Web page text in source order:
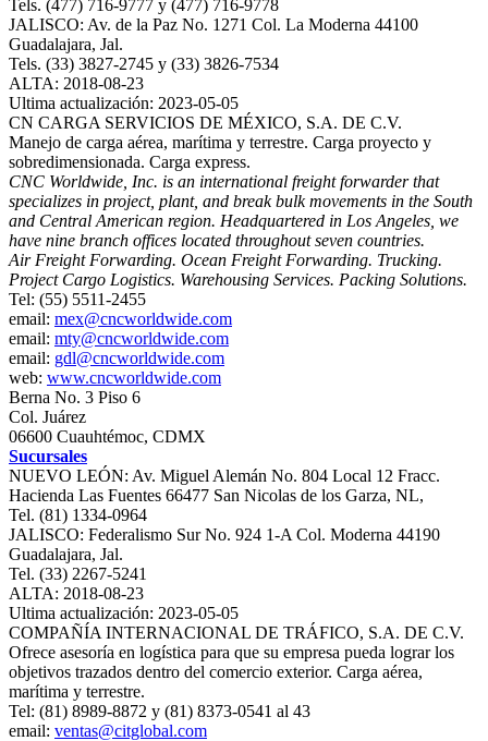
Tels. (477) 716-9777 y (477) 716-9778
JALISCO: Av. de la Paz No. 1271 Col. La Moderna 44100
Guadalajara, Jal.
Tels. (33) 3827-2745 y (33) 3826-7534
ALTA: 2018-08-23
Ultima actualización: 2023-05-05
CN CARGA SERVICIOS DE MÉXICO, S.A. DE C.V.
Manejo de carga aérea, marítima y terrestre. Carga proyecto y
sobredimensionada. Carga express.
CNC Worldwide, Inc. is an international freight forwarder that
specializes in project, plant, and break bulk movements in the South
and Central American region. Headquartered in Los Angeles, we
have nine branch offices located throughout seven countries.
Air Freight Forwarding. Ocean Freight Forwarding. Trucking.
Project Cargo Logistics. Warehousing Services. Packing Solutions.
Tel: (55) 5511-2455
email: mex@cncworldwide.com
email: mty@cncworldwide.com
email: gdl@cncworldwide.com
web: www.cncworldwide.com
Berna No. 3 Piso 6
Col. Juárez
06600 Cuauhtémoc, CDMX
Sucursales
NUEVO LEÓN: Av. Miguel Alemán No. 804 Local 12 Fracc.
Hacienda Las Fuentes 66477 San Nicolas de los Garza, NL,
Tel. (81) 1334-0964
JALISCO: Federalismo Sur No. 924 1-A Col. Moderna 44190
Guadalajara, Jal.
Tel. (33) 2267-5241
ALTA: 2018-08-23
Ultima actualización: 2023-05-05
COMPAÑÍA INTERNACIONAL DE TRÁFICO, S.A. DE C.V.
Ofrece asesoría en logística para que su empresa pueda lograr los
objetivos trazados dentro del comercio exterior. Carga aérea,
marítima y terrestre.
Tel: (81) 8989-8872 y (81) 8373-0541 al 43
email: ventas@citglobal.com